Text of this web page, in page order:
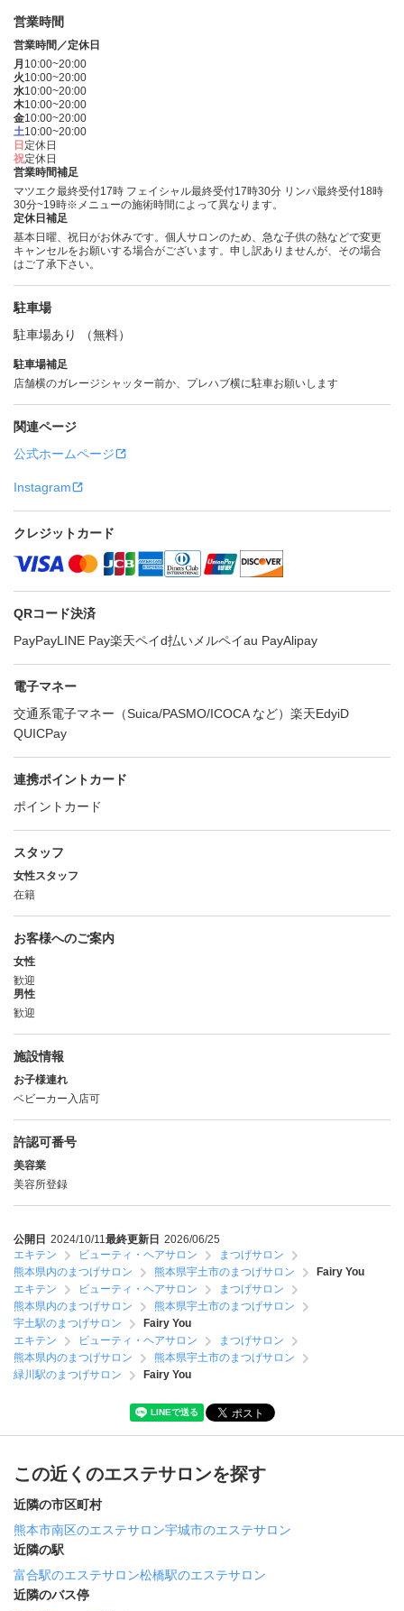
営業時間
営業時間／定休日
月 10:00~20:00
火10:00~20:00
水10:00~20:00
木10:00~20:00
金10:00~20:00
土10:00~20:00
日 定休日
祝定休日
営業時間補足
マツエク最終受付17時 フェイシャル最終受付17時30分 リンパ最終受付18時
30分~19時※メニューの施術時間によって異なります。
定休日補足
基本日曜、祝日がお休みです。個人サロンのため、急な子供の熱などで変更
キャンセルをお願いする場合がございます。申し訳ありませんが、その場合
はご了承下さい。
駐車場
駐車場あり （無料）
駐車場補足
店舗横のガレージシャッター前か、プレハブ横に駐車お願いします
関連ページ
公式ホームページ
Instagram
クレジットカード
QRコード決済
PayPayLINE Pay楽天ペイd払い メルペイau PayAlipay
電子マネー
交通系電子マネー（Suica/PASMO/ICOCA など） 楽天EdyiD
QUICPay
連携ポイントカード
ポイントカード
スタッフ
女性スタッフ
在籍
お客様へのご案内
女性
歓迎
男性
歓迎
施設情報
お子様連れ
ベビーカー入店可
許認可番号
美容業
美容所登録
公開日 2024/10/11最終更新日 2026/06/25
エキテン
ビューティ・ヘアサロン
まつげサロン
熊本県内のまつげサロン
熊本県宇土市のまつげサロン
Fairy You
エキテン
ビューティ・ヘアサロン
まつげサロン
熊本県内のまつげサロン
熊本県宇土市のまつげサロン
宇土駅のまつげサロン
Fairy You
エキテン
ビューティ・ヘアサロン
まつげサロン
熊本県内のまつげサロン
熊本県宇土市のまつげサロン
緑川駅のまつげサロン
Fairy You
この近くのエステサロンを探す
近隣の市区町村
熊本市南区のエステサロン宇城市のエステサロン
近隣の駅
富合駅のエステサロン松橋駅のエステサロン
近隣のバス停